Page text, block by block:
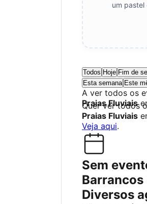
um pastel
Todos Hoje Fim de
Esta semana Este
A ver todos os
Praias Fluviais
Quer ver todos
Praias Fluviais
Veja aqui.
Sem
Barrancos
Diversos